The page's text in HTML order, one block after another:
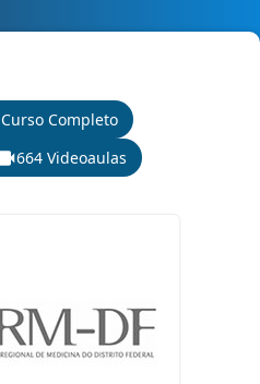
Curso Completo
664 Videoaulas